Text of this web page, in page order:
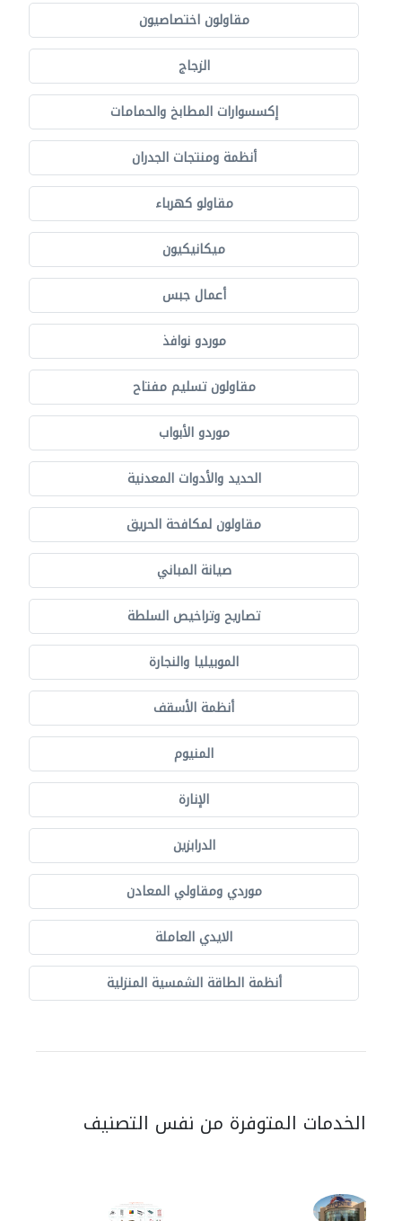
مقاولون اختصاصيون
الزجاج
إكسسوارات المطابخ والحمامات
أنظمة ومنتجات الجدران
مقاولو كهرباء
ميكانيكيون
أعمال جبس
موردو نوافذ
مقاولون تسليم مفتاح
موردو الأبواب
الحديد والأدوات المعدنية
مقاولون لمكافحة الحريق
صيانة المباني
تصاريح وتراخيص السلطة
الموبيليا والنجارة
أنظمة الأسقف
المنيوم
الإنارة
الدرابزين
موردي ومقاولي المعادن
الايدي العاملة
أنظمة الطاقة الشمسية المنزلية
الخدمات المتوفرة من نفس التصنيف